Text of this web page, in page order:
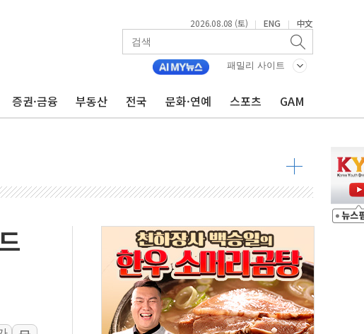
2026.08.08 (토) | ENG | 中文
패밀리 사이트
증권·금융 부동산 전국 문화·연예 스포츠 GAM
지시
가뭄 해소될 듯
집는 것"
나기
전' vs 정청래 '격차 확대'
단체' 타진
가능성 낮아지며 상승… STOXX 600 지수는 나흘 연속 최고치